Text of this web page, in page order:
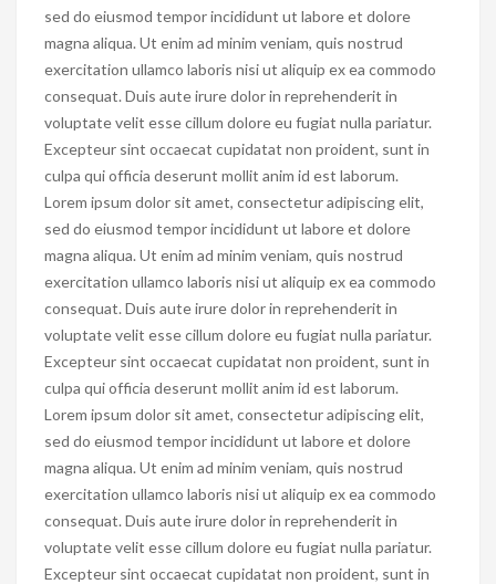
sed do eiusmod tempor incididunt ut labore et dolore
magna aliqua. Ut enim ad minim veniam, quis nostrud
exercitation ullamco laboris nisi ut aliquip ex ea commodo
consequat. Duis aute irure dolor in reprehenderit in
voluptate velit esse cillum dolore eu fugiat nulla pariatur.
Excepteur sint occaecat cupidatat non proident, sunt in
culpa qui officia deserunt mollit anim id est laborum.
Lorem ipsum dolor sit amet, consectetur adipiscing elit,
sed do eiusmod tempor incididunt ut labore et dolore
magna aliqua. Ut enim ad minim veniam, quis nostrud
exercitation ullamco laboris nisi ut aliquip ex ea commodo
consequat. Duis aute irure dolor in reprehenderit in
voluptate velit esse cillum dolore eu fugiat nulla pariatur.
Excepteur sint occaecat cupidatat non proident, sunt in
culpa qui officia deserunt mollit anim id est laborum.
Lorem ipsum dolor sit amet, consectetur adipiscing elit,
sed do eiusmod tempor incididunt ut labore et dolore
magna aliqua. Ut enim ad minim veniam, quis nostrud
exercitation ullamco laboris nisi ut aliquip ex ea commodo
consequat. Duis aute irure dolor in reprehenderit in
voluptate velit esse cillum dolore eu fugiat nulla pariatur.
Excepteur sint occaecat cupidatat non proident, sunt in